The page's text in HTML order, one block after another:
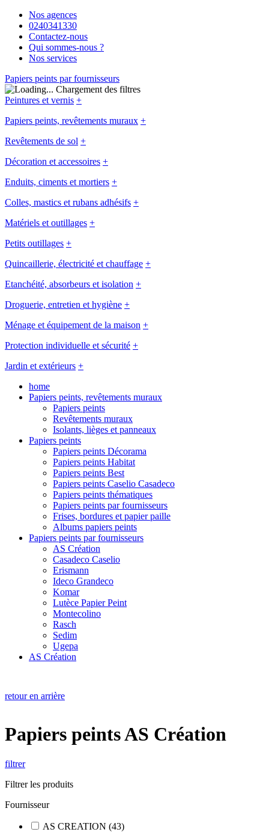
Nos agences
0240341330
Contactez-nous
Qui sommes-nous ?
Nos services
Papiers peints par fournisseurs
Chargement des filtres
Peintures et vernis +
Papiers peints, revêtements muraux +
Revêtements de sol +
Décoration et accessoires +
Enduits, ciments et mortiers +
Colles, mastics et rubans adhésifs +
Matériels et outillages +
Petits outillages +
Quincaillerie, électricité et chauffage +
Etanchéité, absorbeurs et isolation +
Droguerie, entretien et hygiène +
Ménage et équipement de la maison +
Protection individuelle et sécurité +
Jardin et extérieurs +
home
Papiers peints, revêtements muraux
Papiers peints
Revêtements muraux
Isolants, lièges et panneaux
Papiers peints
Papiers peints Décorama
Papiers peints Habitat
Papiers peints Best
Papiers peints Caselio Casadeco
Papiers peints thématiques
Papiers peints par fournisseurs
Frises, bordures et papier paille
Albums papiers peints
Papiers peints par fournisseurs
AS Création
Casadeco Caselio
Erismann
Ideco Grandeco
Komar
Lutèce Papier Peint
Montecolino
Rasch
Sedim
Ugepa
AS Création
retour en arrière
Papiers peints AS Création
filtrer
Filtrer les produits
Fournisseur
AS CREATION (43)